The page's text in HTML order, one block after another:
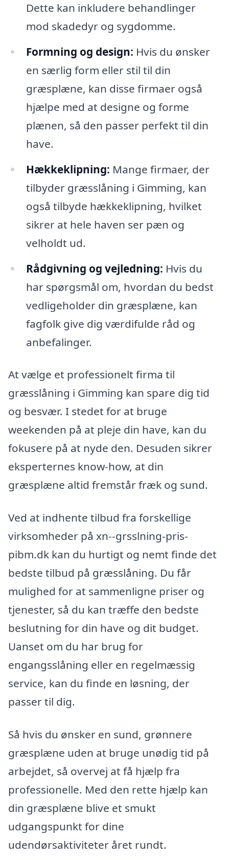
Dette kan inkludere behandlinger
mod skadedyr og sygdomme.
Formning og design: Hvis du ønsker
en særlig form eller stil til din
græsplæne, kan disse firmaer også
hjælpe med at designe og forme
plænen, så den passer perfekt til din
have.
Hækkeklipning: Mange firmaer, der
tilbyder græsslåning i Gimming, kan
også tilbyde hækkeklipning, hvilket
sikrer at hele haven ser pæn og
velholdt ud.
Rådgivning og vejledning: Hvis du
har spørgsmål om, hvordan du bedst
vedligeholder din græsplæne, kan
fagfolk give dig værdifulde råd og
anbefalinger.
At vælge et professionelt firma til
græsslåning i Gimming kan spare dig tid
og besvær. I stedet for at bruge
weekenden på at pleje din have, kan du
fokusere på at nyde den. Desuden sikrer
eksperternes know-how, at din
græsplæne altid fremstår fræk og sund.
Ved at indhente tilbud fra forskellige
virksomheder på xn--grsslning-pris-
pibm.dk kan du hurtigt og nemt finde det
bedste tilbud på græsslåning. Du får
mulighed for at sammenligne priser og
tjenester, så du kan træffe den bedste
beslutning for din have og dit budget.
Uanset om du har brug for
engangsslåning eller en regelmæssig
service, kan du finde en løsning, der
passer til dig.
Så hvis du ønsker en sund, grønnere
græsplæne uden at bruge unødig tid på
arbejdet, så overvej at få hjælp fra
professionelle. Med den rette hjælp kan
din græsplæne blive et smukt
udgangspunkt for dine
udendørsaktiviteter året rundt.